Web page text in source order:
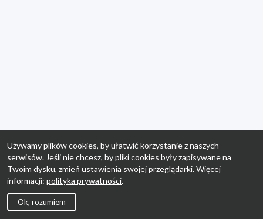
Używamy plików cookies, by ułatwić korzystanie z naszych
serwisów. Jeśli nie chcesz, by pliki cookies były zapisywane na
Twoim dysku, zmień ustawienia swojej przeglądarki. Więcej
informacji: polityka prywatności.
Ok, rozumiem